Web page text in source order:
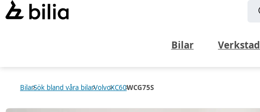
Bilar Verkstad
BilarSök bland våra bilarVolvoXC60WCG75S